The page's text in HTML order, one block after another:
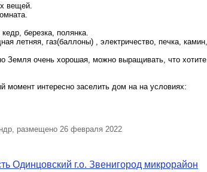
вещей.
березка, полянка.
летняя, газ(баллоны) , электричество, печка, камин,
Земля очень хорошая, можно выращивать, что хотите.
интересно заселить дом на на условиях:
размещено 26 февраля 2022
Одинцовский г.о. Звенигород микрорайон